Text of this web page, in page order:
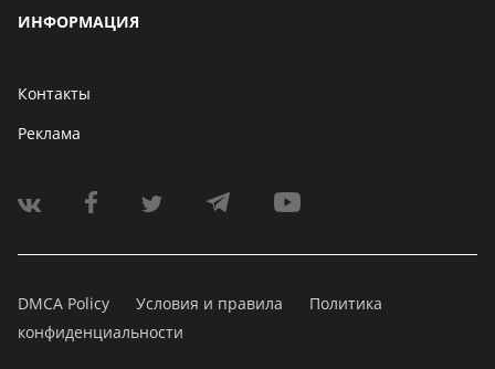
ИНФОРМАЦИЯ
Контакты
Реклама
DMCA Policy Условия и правила
Политика
конфиденциальности